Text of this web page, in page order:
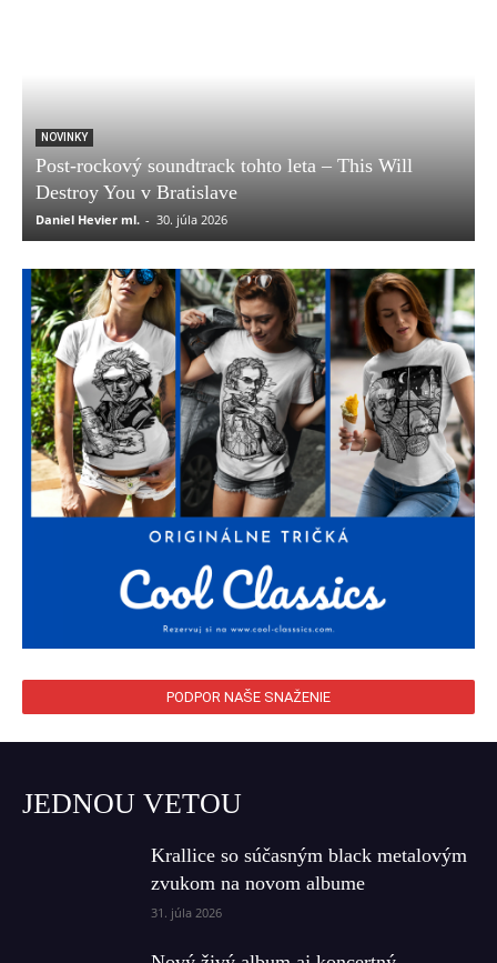
NOVINKY
Post-rockový soundtrack tohto leta – This Will
Destroy You v Bratislave
Daniel Hevier ml. - 30. júla 2026
PODPOR NAŠE SNAŽENIE
JEDNOU VETOU
Krallice so súčasným black metalovým
zvukom na novom albume
31. júla 2026